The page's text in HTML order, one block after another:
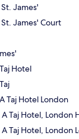
James'
James' Court
Hotel
Taj Hotel London
Taj Hotel, London
Taj Hotel, London